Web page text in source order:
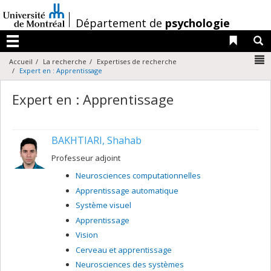
au
contenu
/Département de psychologie
Menu
Liens
Accueil La recherche
Expertises de recherche
Expert en : Apprentissage
Expert en : Apprentissage
BAKHTIARI, Shahab
Professeur adjoint
Neurosciences computationnelles
Apprentissage automatique
Système visuel
Apprentissage
Vision
Cerveau et apprentissage
Neurosciences des systèmes